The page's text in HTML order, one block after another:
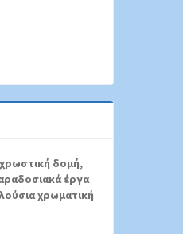
δομή,
έργα
χρωματική